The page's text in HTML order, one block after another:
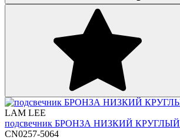
LAM LEE
подсвечник БРОНЗА НИЗКИЙ КРУГЛЫЙ
CN0257-5064